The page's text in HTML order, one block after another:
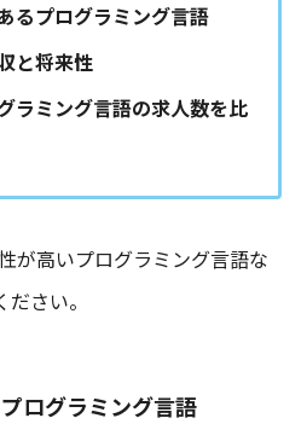
るプログラミング言語
と将来性
ラミング言語の求人数を比
が高いプログラミング言語な
さい。
ログラミング言語